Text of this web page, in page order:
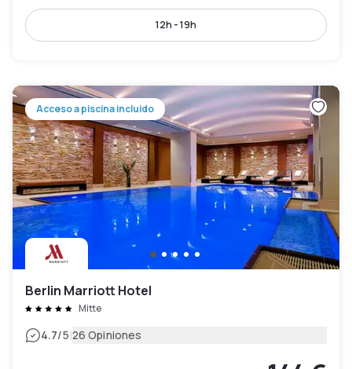
12h - 19h
Acceso a piscina incluido
Berlin Marriott Hotel
Mitte
4.7/5|26 Opiniones